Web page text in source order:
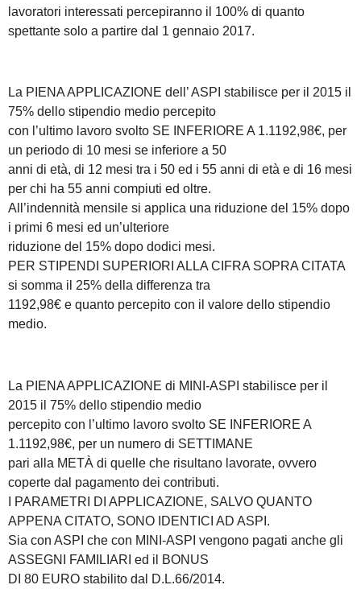
lavoratori interessati percepiranno il 100% di quanto
spettante solo a partire dal 1 gennaio 2017.
La PIENA APPLICAZIONE dell’ ASPI stabilisce per il 2015 il
75% dello stipendio medio percepito
con l’ultimo lavoro svolto SE INFERIORE A 1.1192,98€, per
un periodo di 10 mesi se inferiore a 50
anni di età, di 12 mesi tra i 50 ed i 55 anni di età e di 16 mesi
per chi ha 55 anni compiuti ed oltre.
All’indennità mensile si applica una riduzione del 15% dopo
i primi 6 mesi ed un’ulteriore
riduzione del 15% dopo dodici mesi.
PER STIPENDI SUPERIORI ALLA CIFRA SOPRA CITATA
si somma il 25% della differenza tra
1192,98€ e quanto percepito con il valore dello stipendio
medio.
La PIENA APPLICAZIONE di MINI-ASPI stabilisce per il
2015 il 75% dello stipendio medio
percepito con l’ultimo lavoro svolto SE INFERIORE A
1.1192,98€, per un numero di SETTIMANE
pari alla METÀ di quelle che risultano lavorate, ovvero
coperte dal pagamento dei contributi.
I PARAMETRI DI APPLICAZIONE, SALVO QUANTO
APPENA CITATO, SONO IDENTICI AD ASPI.
Sia con ASPI che con MINI-ASPI vengono pagati anche gli
ASSEGNI FAMILIARI ed il BONUS
DI 80 EURO stabilito dal D.L.66/2014.